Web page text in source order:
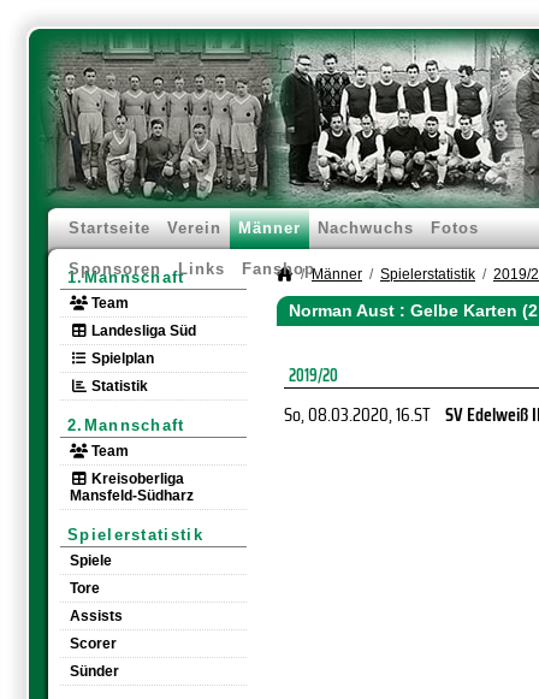
Startseite Verein Männer Nachwuchs Fotos
Sponsoren Links Fanshop
1.Mannschaft
Team
Landesliga Süd
Spielplan
Statistik
2.Mannschaft
Team
Kreisoberliga
Mansfeld-Südharz
Spielerstatistik
Spiele
Tore
Assists
Scorer
Sünder
Männer Spielerstatistik 2019/
Norman Aust : Gelbe Karten
2019/20
So, 08.03.2020, 16.ST SV Edelweiß